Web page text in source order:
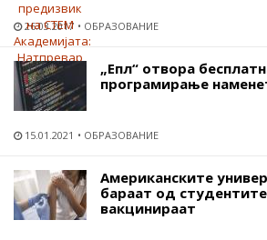
26.03.2017 ОБРАЗОВАНИЕ
„Епл“ отвора
програмирање
15.01.2021 ОБРАЗОВАНИЕ
Американските
бараат од
вакцинираат